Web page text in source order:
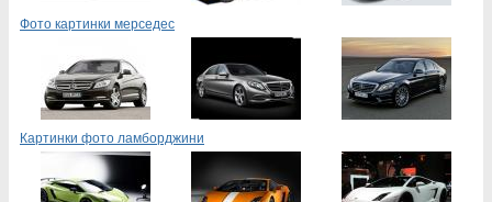
Фото картинки мерседес
Картинки фото ламборджини